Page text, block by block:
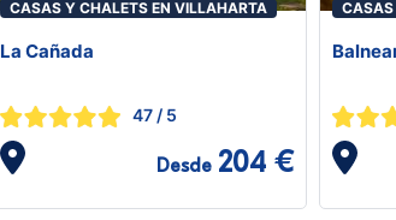
CASAS Y CHALETS EN VILLAHARTA
La Cañada
47 / 5
Desde 204 €
CASAS